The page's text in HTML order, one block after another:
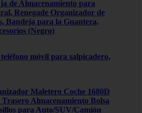
de Almacenamiento para
Renegade Organizador de
Bandeja para la Guantera,
(Negro)
móvil para salpicadero,
Maletero Coche 1680D
Almacenamiento Bolsa
para Auto/SUV/Camión